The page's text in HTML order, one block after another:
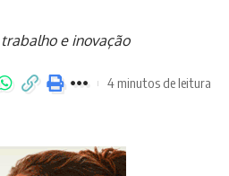
e inovação
4 minutos de leitura